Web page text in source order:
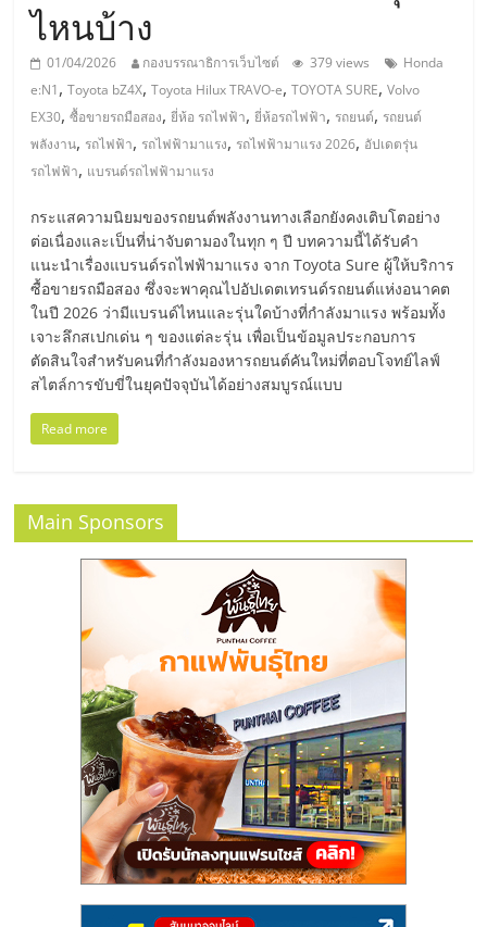
ส
เอ็
มอี
ไทย,
SMEs,
แฟ
รน
ไชส์,
ที่
ปรึกษา
แฟ
ไชส์,
รวม
แฟ
ไหนบ้าง
01/04/2026 กองบรรณาธิการเว็บไซต์ 379 views
Honda
e:N1,Toyota bZ4X,Toyota Hilux TRAVO-e,TOYOTA SURE,Volvo
EX30,ซื้อขายรถมือสอง,ยี่ห้อ รถไฟฟ้า,ยี่ห้อรถไฟฟ้า, รถยนต์, รถยนต์
พลังงาน, รถไฟฟ้า, รถไฟฟ้ามาแรง, รถไฟฟ้ามาแรง 2026, อัปเดตรุ่น
รถไฟฟ้า, แบรนด์รถไฟฟ้ามาแรง
กระแสความนิยมของรถยนต์พลังงานทางเลือกยังคงเติบโตอย่าง
ต่อเนื่องและเป็นที่น่าจับตามองในทุก ๆ ปี บทความนี้ได้รับคำ
แนะนำเรื่องแบรนด์รถไฟฟ้ามาแรง จาก Toyota Sure ผู้ให้บริการ
ซื้อขายรถมือสอง ซึ่งจะพาคุณไปอัปเดตเทรนด์รถยนต์แห่งอนาคต
ในปี 2026 ว่ามีแบรนด์ไหนและรุ่นใดบ้างที่กำลังมาแรง พร้อมทั้ง
เจาะลึกสเปกเด่น ๆ ของแต่ละรุ่น เพื่อเป็นข้อมูลประกอบการ
ตัดสินใจสำหรับคนที่กำลังมองหารถยนต์คันใหม่ที่ตอบโจทย์ไลฟ์
สไตล์การขับขี่ในยุคปัจจุบันได้อย่างสมบูรณ์แบบ
Read more
Main Sponsors